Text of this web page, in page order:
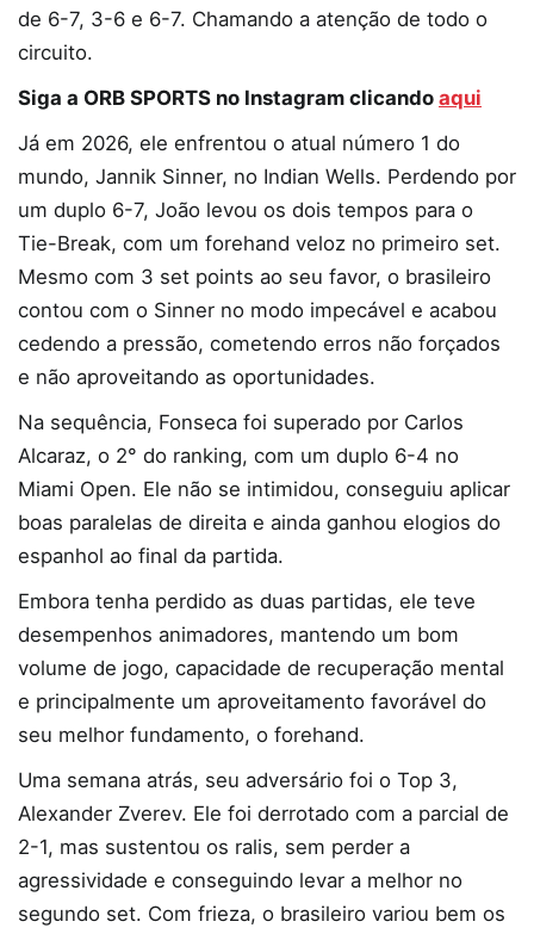
de 6-7, 3-6 e 6-7. Chamando a atenção de todo o
circuito.
Siga a ORB SPORTS no Instagram clicando aqui
Já em 2026, ele enfrentou o atual número 1 do
mundo, Jannik Sinner, no Indian Wells. Perdendo por
um duplo 6-7, João levou os dois tempos para o
Tie-Break, com um forehand veloz no primeiro set.
Mesmo com 3 set points ao seu favor, o brasileiro
contou com o Sinner no modo impecável e acabou
cedendo a pressão, cometendo erros não forçados
e não aproveitando as oportunidades.
Na sequência, Fonseca foi superado por Carlos
Alcaraz, o 2° do ranking, com um duplo 6-4 no
Miami Open. Ele não se intimidou, conseguiu aplicar
boas paralelas de direita e ainda ganhou elogios do
espanhol ao final da partida.
Embora tenha perdido as duas partidas, ele teve
desempenhos animadores, mantendo um bom
volume de jogo, capacidade de recuperação mental
e principalmente um aproveitamento favorável do
seu melhor fundamento, o forehand.
Uma semana atrás, seu adversário foi o Top 3,
Alexander Zverev. Ele foi derrotado com a parcial de
2-1, mas sustentou os ralis, sem perder a
agressividade e conseguindo levar a melhor no
segundo set. Com frieza, o brasileiro variou bem os